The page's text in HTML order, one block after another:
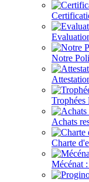
Notre
Trophées
Achats
Charte
Mécénat